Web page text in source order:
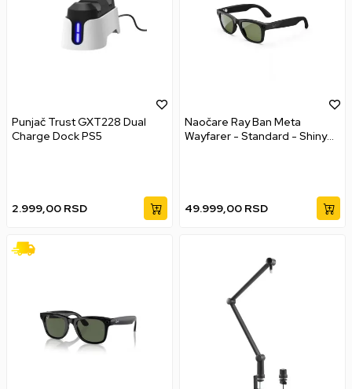
Punjač Trust GXT228 Dual
Charge Dock PS5
2.999,00 RSD
Naočare Ray Ban Meta
Wayfarer - Standard - Shiny
49.999,00 RSD